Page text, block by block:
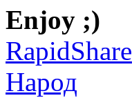
Enjoy ;)
RapidShare
Народ